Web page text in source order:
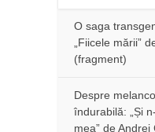
O saga
„Fiicele mării”
(fragment)
Despre
îndurabilă: „Și
mea” de Andrei